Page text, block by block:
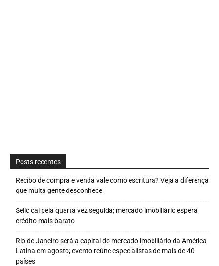
Posts recentes
Recibo de compra e venda vale como escritura? Veja a diferença
que muita gente desconhece
Selic cai pela quarta vez seguida; mercado imobiliário espera
crédito mais barato
Rio de Janeiro será a capital do mercado imobiliário da América
Latina em agosto; evento reúne especialistas de mais de 40
países